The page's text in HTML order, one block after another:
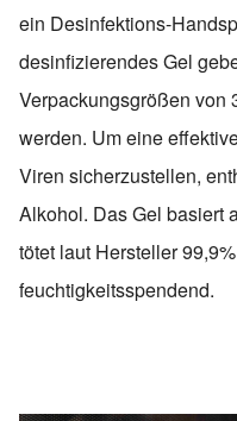
ein Desinfektions-
desinfizierendes Gel
Verpackungsgrößen von
werden. Um eine
Viren sicherzustellen,
Alkohol. Das Gel basiert
tötet laut Hersteller
feuchtigkeitsspendend.